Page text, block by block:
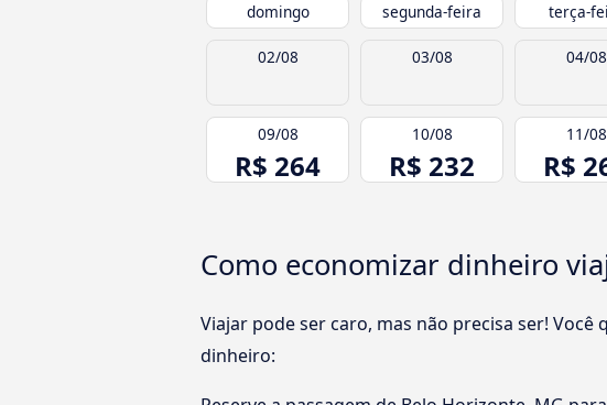
domingo segunda-feira terça-
02/08 03/08 04/08
09/08
R$ 264
10/08
R$ 232
11/08
R$
Como economizar dinheiro
Viajar pode ser caro, mas não precisa ser!
dinheiro: